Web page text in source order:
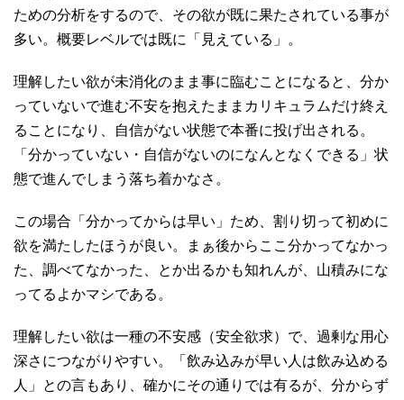
ための分析をするので、その欲が既に果たされている事が
多い。概要レベルでは既に「見えている」。
理解したい欲が未消化のまま事に臨むことになると、分か
っていないで進む不安を抱えたままカリキュラムだけ終え
ることになり、自信がない状態で本番に投げ出される。
「分かっていない・自信がないのになんとなくできる」状
態で進んでしまう落ち着かなさ。
この場合「分かってからは早い」ため、割り切って初めに
欲を満たしたほうが良い。まぁ後からここ分かってなかっ
た、調べてなかった、とか出るかも知れんが、山積みにな
ってるよかマシである。
理解したい欲は一種の不安感（安全欲求）で、過剰な用心
深さにつながりやすい。「飲み込みが早い人は飲み込める
人」との言もあり、確かにその通りでは有るが、分からず